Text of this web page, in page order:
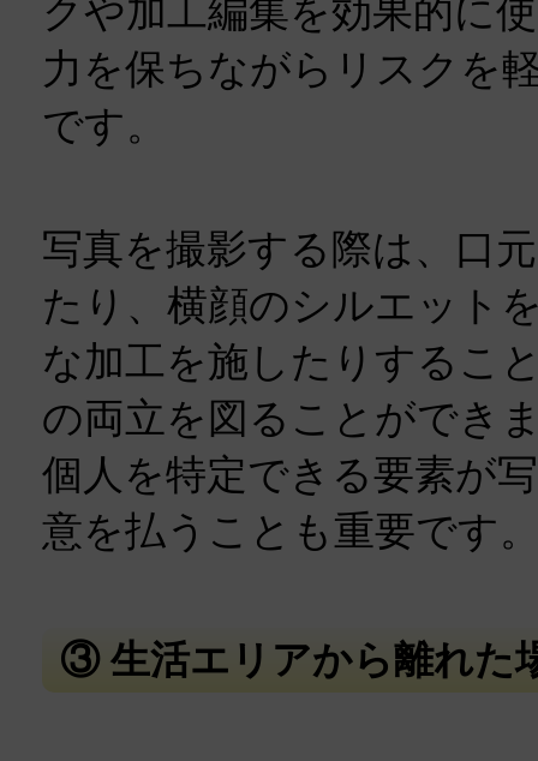
クや加工編集を効果的に
力を保ちながらリスクを
です。
写真を撮影する際は、口
たり、横顔のシルエット
な加工を施したりするこ
の両立を図ることができ
個人を特定できる要素が
意を払うことも重要です
③ 生活エリアから離れた